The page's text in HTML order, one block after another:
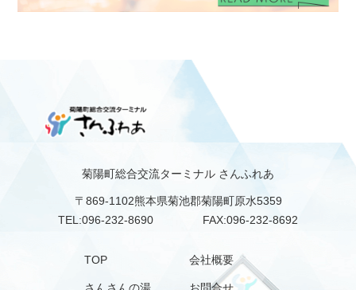
菊陽町総合交流ターミナル さんふれあ
〒869-1102熊本県菊池郡菊陽町原水5359
TEL:096-232-8690
FAX:096-232-8692
TOP 会社概要